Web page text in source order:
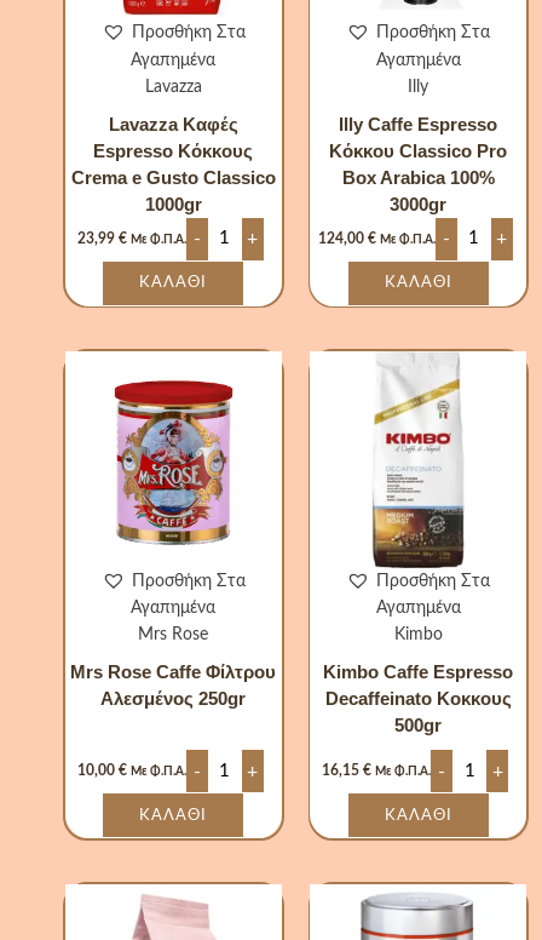
Προσθήκη Στα
Αγαπημένα
Lavazza
Lavazza Καφές
Espresso Κόκκους
Crema e Gusto Classico
1000gr
23,99 € Με Φ.Π.Α. - +
ΚΑΛΆΘΙ
Προσθήκη Στα
Αγαπημένα
Illy
Illy Caffe Espresso
Κόκκου Classico Pro
Box Arabica 100%
3000gr
124,00 € Με Φ.Π.Α. - +
ΚΑΛΆΘΙ
Προσθήκη Στα
Αγαπημένα
Mrs Rose
Mrs Rose Caffe Φίλτρου
Αλεσμένος 250gr
10,00 € Με Φ.Π.Α. -
Caffe
Φίλτρου
Αλεσμένος
250gr
ποσότητα
+
ΚΑΛΆΘΙ
Προσθήκη Στα
Αγαπημένα
Kimbo
Kimbo Caffe Espresso
Decaffeinato Κοκκους
500gr
16,15€ Με Φ.Π.Α. -
Kimbo
Caffe
Espresso
Κοκκους
+
ΚΑΛΆΘΙ
Hausbrandt
Καφές
Espresso
Illy
Caffe